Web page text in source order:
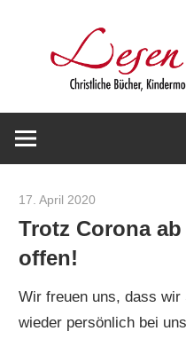
springen
Christliche
Kindermode
17. April 2020
Trotz Corona
offen!
Wir freuen uns, dass wir
wieder persönlich bei